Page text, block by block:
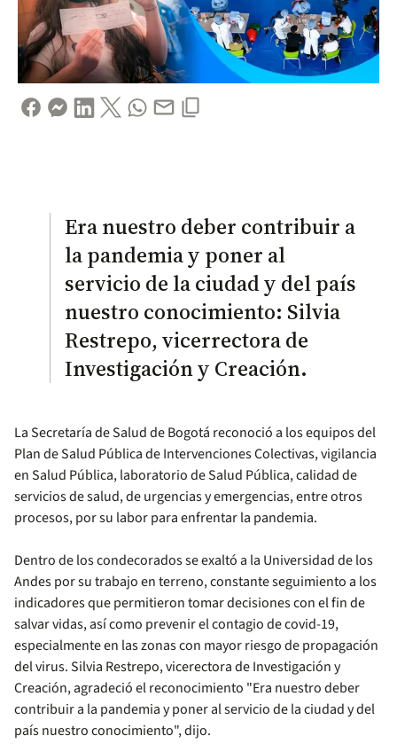
Era nuestro deber contribuir a
la pandemia y poner al
servicio de la ciudad y del país
nuestro conocimiento: Silvia
Restrepo, vicerrectora de
Investigación y Creación.
La Secretaría de Salud de Bogotá reconoció a los equipos del
Plan de Salud Pública de Intervenciones Colectivas, vigilancia
en Salud Pública, laboratorio de Salud Pública, calidad de
servicios de salud, de urgencias y emergencias, entre otros
procesos, por su labor para enfrentar la pandemia.
Dentro de los condecorados se exaltó a la Universidad de los
Andes por su trabajo en terreno, constante seguimiento a los
indicadores que permitieron tomar decisiones con el fin de
salvar vidas, así como prevenir el contagio de covid-19,
especialmente en las zonas con mayor riesgo de propagación
del virus. Silvia Restrepo, vicerectora de Investigación y
Creación, agradeció el reconocimiento "Era nuestro deber
contribuir a la pandemia y poner al servicio de la ciudad y del
país nuestro conocimiento", dijo.